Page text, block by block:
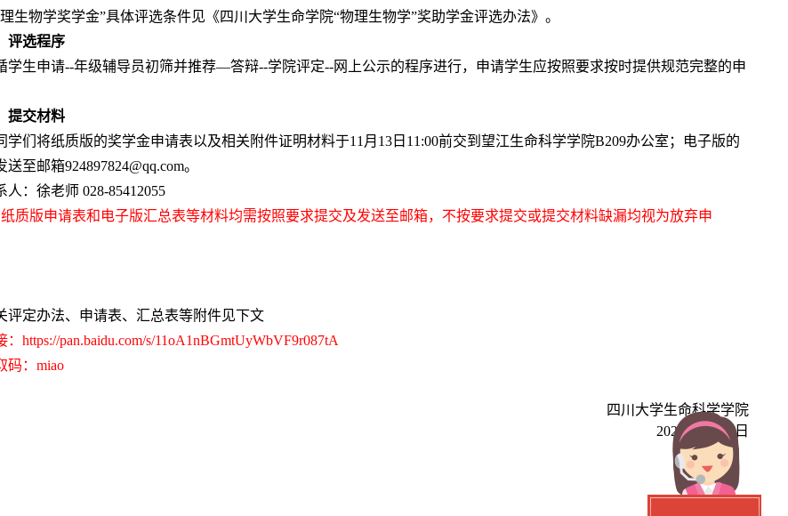
生物学奖学金”具体评选条件见《四川大学生命学院“物理生物学”奖助学金评选办法》。
评选程序
学生申请--年级辅导员初筛并推荐—答辩--学院评定--网上公示的程序进行，申请学生应按照要求按时提供规范完整的申
提交材料
学们将纸质版的奖学金申请表以及相关附件证明材料于11 月 13 日 1 1 :00前交到望江生命科学学院B209办公室；电子版的
送至邮箱924897824@qq.com。
人：徐老师 028-85412055
纸质版申请表和电子版汇总表等材料均需按照要求提交及发送至邮箱，不按要求提交或提交材料缺漏均视为放弃申
评定办法、申请表、汇总表等附件见下文
： https://pan.baidu.com/s/11oA1nBGmtUyWbVF9r087tA
码： miao
四川大学生命科学学院
2023年11月6日